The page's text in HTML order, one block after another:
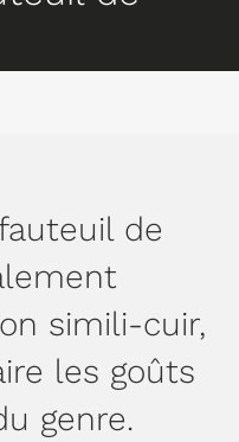
de
simili-cuir,
les goûts
genre.